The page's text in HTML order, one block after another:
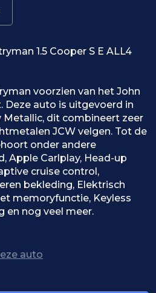
1.5 Cooper S E ALL4
voorzien van het John
Deze auto is uitgevoerd in
Metallic, dit combineert zeer
JCW velgen. Tot de
onder andere
Apple Carlplay, Head-up
cruise control,
bekleding, Elektrisch
memoryfunctie, Keyless
en nog veel meer.
- Afleveringsinspectie
auto